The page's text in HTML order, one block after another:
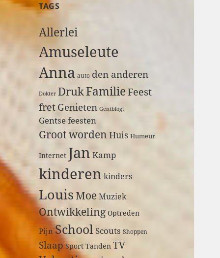
n
a
r
TAGS
Allerlei
Amuseleute
Anna auto den anderen
Dokter DrukFamilieFeest
fretGenieten Gentblogt
Gentse feesten
Groot worden Huis Humeur
Internet Jan Kamp
kinderen kinders
LouisMoeMuziek
Ontwikkeling Optreden
Pijn SchoolScouts Shoppen
Slaap Sport Tanden TV